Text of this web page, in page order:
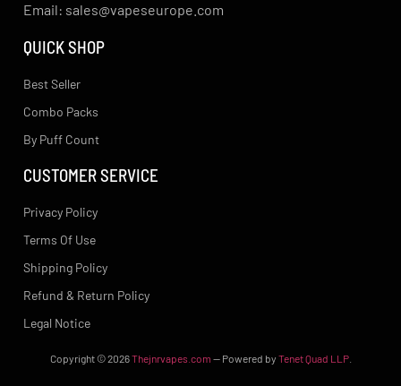
Email: sales@vapeseurope.com
QUICK SHOP
Best Seller
Combo Packs
By Puff Count
CUSTOMER SERVICE
Privacy Policy
Terms Of Use
Shipping Policy
Refund & Return Policy
Legal Notice
Copyright © 2026Thejnrvapes.com — Powered by Tenet Quad LLP.